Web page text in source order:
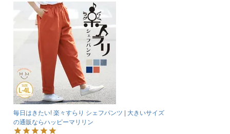
毎日はきたい! 楽々すらり シェフパンツ | 大きいサイズ
の通販ならハッピーマリリン